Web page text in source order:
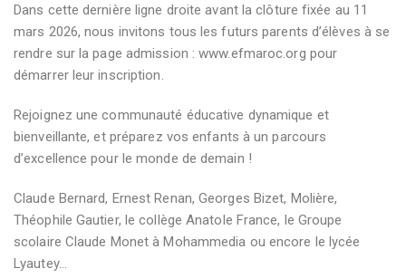
Dans cette dernière ligne droite avant la clôture fixée au 11
mars 2026, nous invitons tous les futurs parents d’élèves à se
rendre sur la page admission : www.efmaroc.org pour
démarrer leur inscription.
Rejoignez une communauté éducative dynamique et
bienveillante, et préparez vos enfants à un parcours
d’excellence pour le monde de demain !
Claude Bernard, Ernest Renan, Georges Bizet, Molière,
Théophile Gautier, le collège Anatole France, le Groupe
scolaire Claude Monet à Mohammedia ou encore le lycée
Lyautey…